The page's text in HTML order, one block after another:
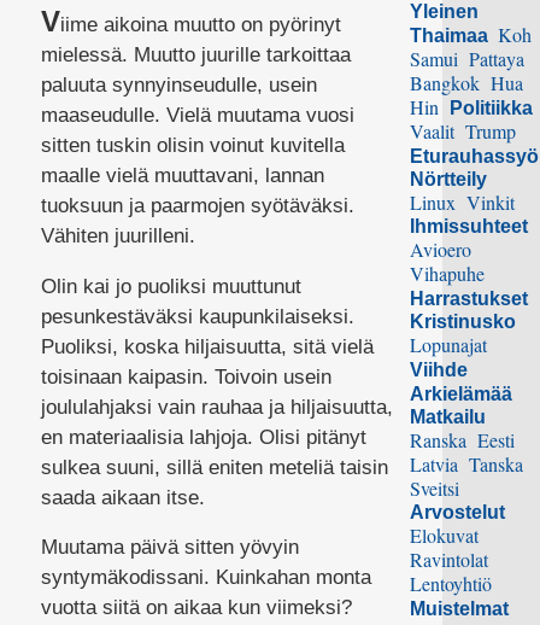
Viime aikoina muutto on pyörinyt
mielessä. Muutto juurille tarkoittaa
paluuta synnyinseudulle, usein
maaseudulle. Vielä muutama vuosi
sitten tuskin olisin voinut kuvitella
maalle vielä muuttavani, lannan
tuoksuun ja paarmojen syötäväksi.
Vähiten juurilleni.
Olin kai jo puoliksi muuttunut
pesunkestäväksi kaupunkilaiseksi.
Puoliksi, koska hiljaisuutta, sitä vielä
toisinaan kaipasin. Toivoin usein
joululahjaksi vain rauhaa ja hiljaisuutta,
en materiaalisia lahjoja. Olisi pitänyt
sulkea suuni, sillä eniten meteliä taisin
saada aikaan itse.
Muutama päivä sitten yövyin
syntymäkodissani. Kuinkahan monta
vuotta siitä on aikaa kun viimeksi?
Yleinen
Thaimaa Koh
Samui Pattaya
Bangkok Hua
Hin
Politiikka
Vaalit Trump
Nörtteily
Linux Vinkit
Ihmissuhteet
Avioero
Vihapuhe
Harrastukset
Kristinusko
Lopunajat
Viihde
Arkielämää
Matkailu
Ranska Eesti
Latvia Tanska
Sveitsi
Arvostelut
Elokuvat
Ravintolat
Lentoyhtiö
Muistelmat